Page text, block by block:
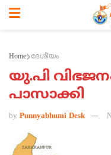
Home ദേശീയം
യു.പി
പാസാക്കി
by Punnyabhumi Desk